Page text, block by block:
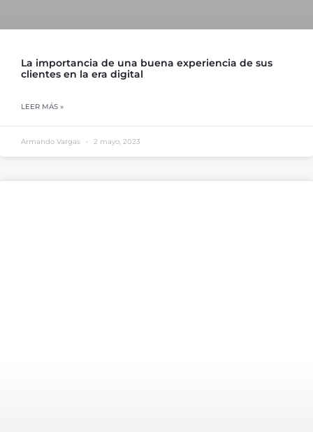
La importancia de una buena experiencia de sus
clientes en la era digital
LEER MÁS »
Armando Vargas 2 mayo, 2023